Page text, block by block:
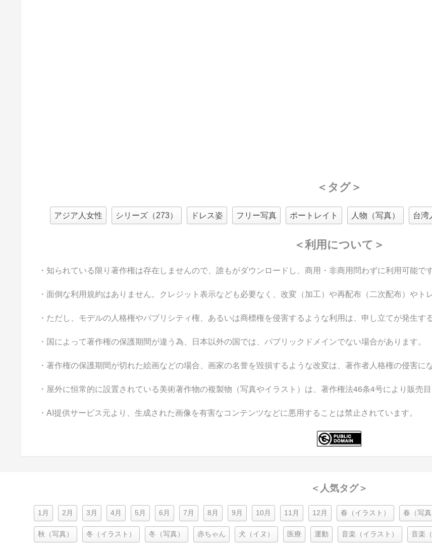
＜タグ＞
アジア人女性 シリーズ（273） ドレス姿 フリー写真 ポートレイト 人物（写真） 台湾
＜利用について＞
・知られている限り著作権は存在しませんので、誰もがダウンロードし、商用・非商用問わずに利用可能で
・面倒な利用規約はありません。クレジット表示なども必要なく、改変（加工）や再配布（二次配布）やト
・ただし、モデルの人格権やパブリシティ権、あるいは商標権を侵害するような利用は、申し立てが発生す
・国によって著作権の保護期間が違う為、日本以外の国では、パブリックドメインでない場合があります。
・著作権の保護期間が切れた絵画などの場合、画家の名誉を毀損するような改変は、著作者人格権の侵害に
・屋外に恒常的に設置されている美術著作物の複製物（写真やイラスト）は、著作権法46条4号により販売目
・AI提供サービス元より、生成された画像を有害なコンテンツなどに悪用することは禁止されています。
＜人気タグ＞
1月 2月 3月 4月 5月 6月 7月 8月 9月 10月 11月 12月 春（イラスト） 春（写真
秋（写真） 冬（イラスト） 冬（写真） 赤ちゃん 犬（イヌ） 医療 運動 音楽（イラスト） 音楽